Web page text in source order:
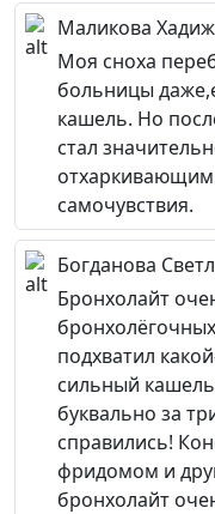
Маликова
Моя сноха
больницы
кашель. Но
стал
самочувствия.
Богданова
Бронхолайт
подхватил
сильный
буквально за
справились!
фридомом и
бронхолайт